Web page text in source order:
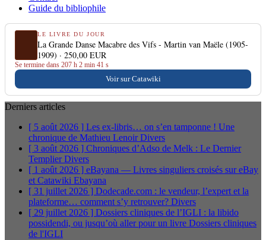
Guide du bibliophile
LE LIVRE DU JOUR
La Grande Danse Macabre des Vifs - Martin van Maële (1905-
1909) · 250,00 EUR
Se termine dans 207 h 2 min 40 s
Voir sur Catawiki
Derniers articles
[ 5 août 2026 ] Les ex-libris… on s’en tamponne ! Une
chronique de Mathieu LenoirDivers
[ 3 août 2026 ] Chroniques d’Adso de Melk : Le Dernier
TemplierDivers
[ 1 août 2026 ] eBayana — Livres singuliers croisés sur eBay
et Catawiki Ebayana
[ 31 juillet 2026 ] Dodecade.com : le vendeur, l’expert et la
plateforme… comment s’y retrouver? Divers
[ 29 juillet 2026 ] Dossiers cliniques de l’IGLI : la libido
possidendi, ou jusqu’où aller pour un livre Dossiers cliniques
de l'IGLI